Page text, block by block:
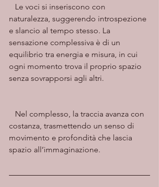
naturalezza, suggerendo introspezione
e slancio al tempo stesso. La
sensazione complessiva è di un
equilibrio tra energia e misura, in cui
ogni momento trova il proprio spazio
senza sovrapporsi agli altri.
costanza, trasmettendo un senso di
movimento e profondità che lascia
spazio all’immaginazione.